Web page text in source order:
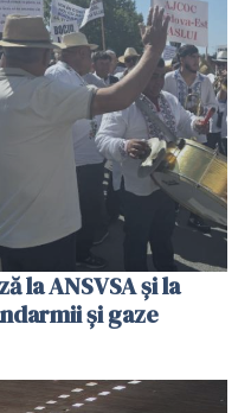
la ANSVSA și la
și gaze